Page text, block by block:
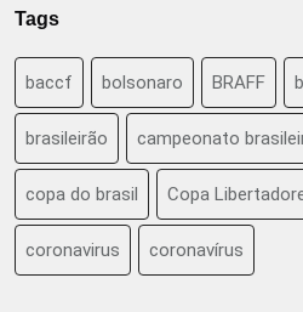
Tags
baccf bolsonaro BRAFF
brasileirão campeonato
copa do brasil Copa
coronavirus coronavírus